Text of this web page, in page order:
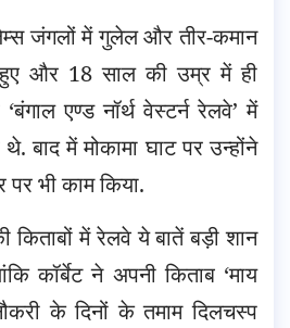
जंगलों में गुलेल और तीर-कमान
और 18 साल की उम्र में ही
एण्ड नॉर्थ वेस्टर्न रेलवे’ में
बाद में मोकामा घाट पर उन्होंने
भी काम किया.
में रेलवे ये बातें बड़ी शान
कॉर्बेट ने अपनी किताब ‘माय
के दिनों के तमाम दिलचस्प